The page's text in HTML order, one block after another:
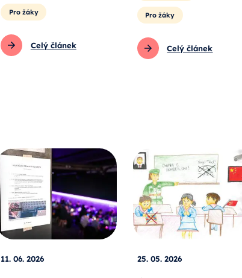
Pro žáky
Celý článek
Pro žáky
Celý článek
11. 06. 2026 25. 05. 2026